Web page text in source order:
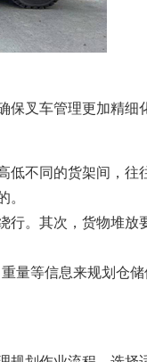
叉车管理更加精细
低不同的货架间，往
。
行。其次，货物堆放
量等信息来规划仓